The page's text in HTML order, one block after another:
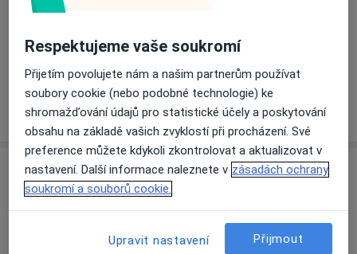
Informace o službách a cenách nejsou k dispozici
Tento specialista ještě nepřidával žádné informace o
svých službách.
Adresa
Respektujeme vaše soukromí
Přijetím povolujete nám a našim partnerům používat
soubory cookie (nebo podobné technologie) ke
shromažďování údajů pro statistické účely a poskytování
obsahu na základě vašich zvyklostí při procházení. Své
preference můžete kdykoli zkontrolovat a aktualizovat v
nastavení. Další informace naleznete v zásadách ochrany
soukromí a souborů cookie.
Upravit nastavení Přijmout